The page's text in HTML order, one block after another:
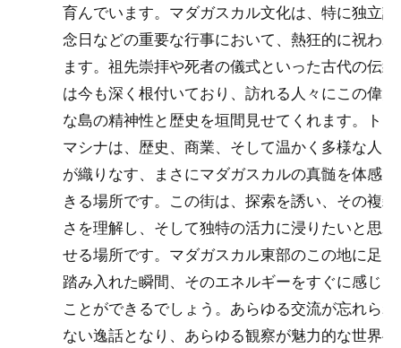
育んでいます。マダガスカル文化は、特に独立記
念日などの重要な行事において、熱狂的に祝われ
ます。祖先崇拝や死者の儀式といった古代の伝統
は今も深く根付いており、訪れる人々にこの偉大
な島の精神性と歴史を垣間見せてくれます。トア
マシナは、歴史、商業、そして温かく多様な人々
が織りなす、まさにマダガスカルの真髄を体感で
きる場所です。この街は、探索を誘い、その複雑
さを理解し、そして独特の活力に浸りたいと思わ
せる場所です。マダガスカル東部のこの地に足を
踏み入れた瞬間、そのエネルギーをすぐに感じる
ことができるでしょう。あらゆる交流が忘れられ
ない逸話となり、あらゆる観察が魅力的な世界へ